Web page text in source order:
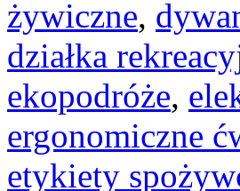
żywiczne,
działka
ekopodróże,
ergonomiczne
etykiety